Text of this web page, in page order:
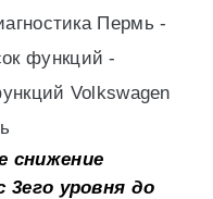
Пермь -
функций -
Volkswagen
снижение
3его уровня до